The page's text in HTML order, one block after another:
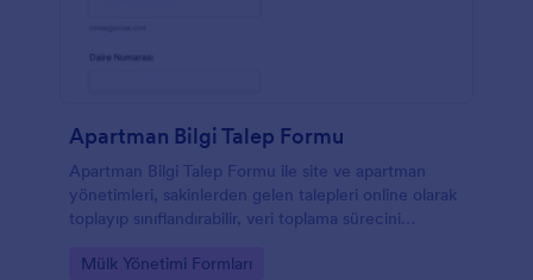
Apartman Bilgi Talep Formu
Apartman Bilgi Talep Formu ile site ve apartman
yönetimleri, sakinlerden gelen talepleri online olarak
toplayıp sınıflandırabilir, veri toplama sürecini
kolayca takip edebilir.
Go to Category:
Mülk Yönetimi Formları